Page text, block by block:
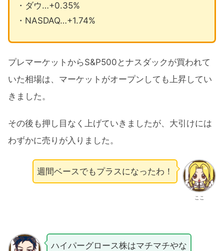
・ダウ…+0.35%
・NASDAQ…+1.74%
プレマーケットからS&P500とナスダックが買われて
いた相場は、マーケットがオープンしても上昇してい
きました。
その後も押し目なく上げていきましたが、大引けには
わずかに売りが入りました。
ここ
週間ベースでもプラスになったわ！
ハイパーグロース株はマチマチやな